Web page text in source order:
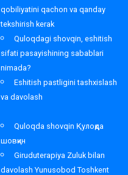
qobiliyatini qachon va qanday
tekshirish kerak
Quloqdagi shovqin, eshitish
sifati pasayishining sabablari
nimada?
Eshitish pastligini tashxislash
va davolash
Quloqda shovqin Қулоқда
шовқин
Giruduterapiya Zuluk bilan
davolash Yunusobod Toshkent